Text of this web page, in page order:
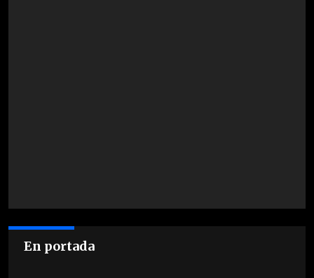
En portada